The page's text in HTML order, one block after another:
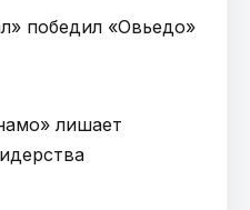
победил «Овьедо»
лишает